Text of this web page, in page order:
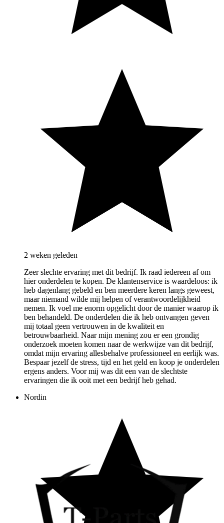
2 weken geleden
Zeer slechte ervaring met dit bedrijf. Ik raad iedereen af om
hier onderdelen te kopen. De klantenservice is waardeloos: ik
heb dagenlang gebeld en ben meerdere keren langs geweest,
maar niemand wilde mij helpen of verantwoordelijkheid
nemen. Ik voel me enorm opgelicht door de manier waarop ik
ben behandeld. De onderdelen die ik heb ontvangen geven
mij totaal geen vertrouwen in de kwaliteit en
betrouwbaarheid. Naar mijn mening zou er een grondig
onderzoek moeten komen naar de werkwijze van dit bedrijf,
omdat mijn ervaring allesbehalve professioneel en eerlijk was.
Bespaar jezelf de stress, tijd en het geld en koop je onderdelen
ergens anders. Voor mij was dit een van de slechtste
ervaringen die ik ooit met een bedrijf heb gehad.
Nordin